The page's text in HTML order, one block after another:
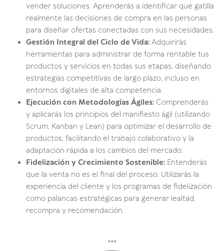
vender soluciones. Aprenderás a identificar qué gatilla
realmente las decisiones de compra en las personas
para diseñar ofertas conectadas con sus necesidades.
Gestión Integral del Ciclo de Vida: Adquirirás
herramientas para administrar de forma rentable tus
productos y servicios en todas sus etapas, diseñando
estrategias competitivas de largo plazo, incluso en
entornos digitales de alta competencia.
Ejecución con Metodologías Ágiles: Comprenderás
y aplicarás los principios del manifiesto ágil (utilizando
Scrum, Kanban y Lean) para optimizar el desarrollo de
productos, facilitando el trabajo colaborativo y la
adaptación rápida a los cambios del mercado.
Fidelización y Crecimiento Sostenible: Entenderás
que la venta no es el final del proceso. Utilizarás la
experiencia del cliente y los programas de fidelización
como palancas estratégicas para generar lealtad,
recompra y recomendación.
***